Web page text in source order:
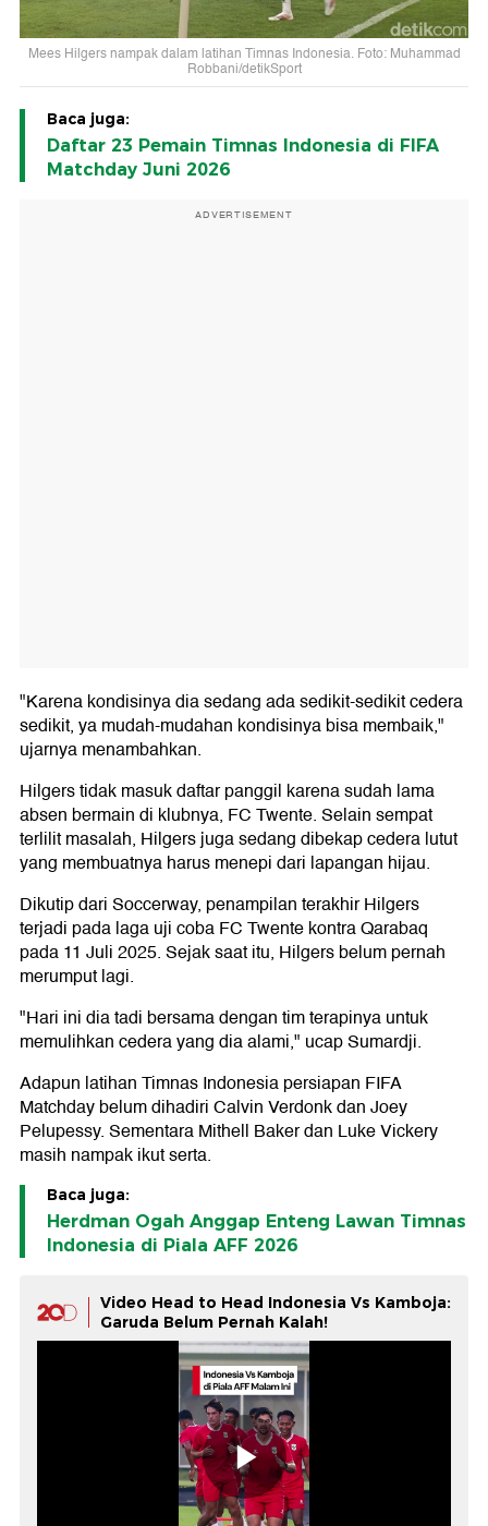
Mees Hilgers nampak dalam latihan Timnas Indonesia. Foto: Muhammad
Robbani/detikSport
Baca juga:
Daftar 23 Pemain Timnas Indonesia di FIFA
Matchday Juni 2026
ADVERTISEMENT
"Karena kondisinya dia sedang ada sedikit-sedikit cedera
sedikit, ya mudah-mudahan kondisinya bisa membaik,"
ujarnya menambahkan.
Hilgers tidak masuk daftar panggil karena sudah lama
absen bermain di klubnya, FC Twente. Selain sempat
terlilit masalah, Hilgers juga sedang dibekap cedera lutut
yang membuatnya harus menepi dari lapangan hijau.
Dikutip dari Soccerway, penampilan terakhir Hilgers
terjadi pada laga uji coba FC Twente kontra Qarabaq
pada 11 Juli 2025. Sejak saat itu, Hilgers belum pernah
merumput lagi.
"Hari ini dia tadi bersama dengan tim terapinya untuk
memulihkan cedera yang dia alami," ucap Sumardji.
Adapun latihan Timnas Indonesia persiapan FIFA
Matchday belum dihadiri Calvin Verdonk dan Joey
Pelupessy. Sementara Mithell Baker dan Luke Vickery
masih nampak ikut serta.
Baca juga:
Herdman Ogah Anggap Enteng Lawan Timnas
Indonesia di Piala AFF 2026
Video Head to Head Indonesia Vs Kamboja:
Garuda Belum Pernah Kalah!